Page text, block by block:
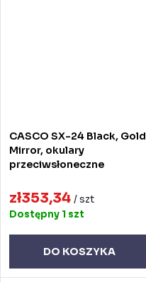
CASCO SX-24 Black, Gold
Mirror, okulary
przeciwsłoneczne
zł353,34 / szt
Dostępny 1 szt
DO KOSZYKA